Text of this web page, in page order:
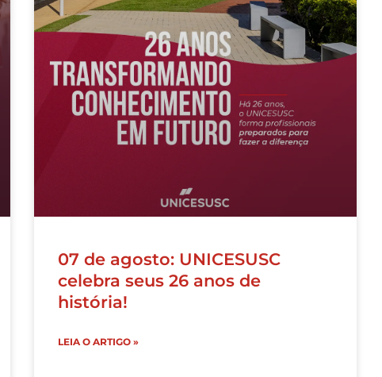
07 de agosto: UNICESUSC
celebra seus 26 anos de
história!
LEIA O ARTIGO »